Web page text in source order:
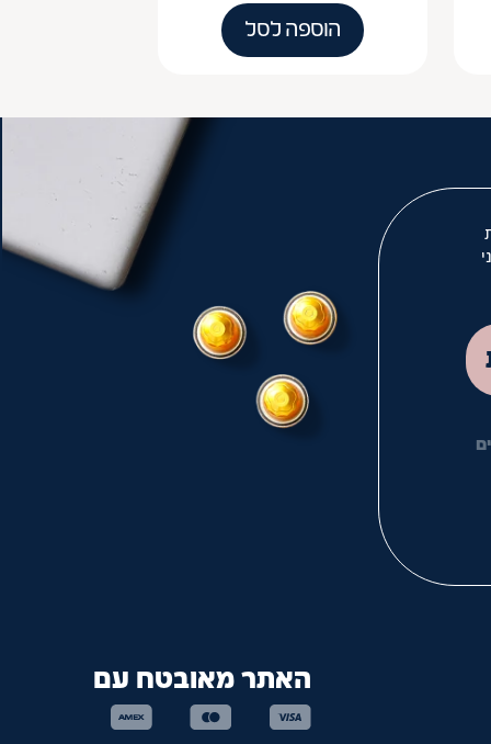
הוספה לסל
האתר מאובטח עם